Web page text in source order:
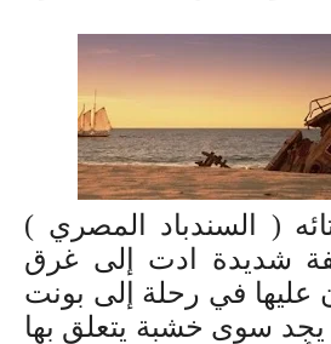
( السندباد المصري )
شديدة ادت إلى غرق
عليها في رحلة إلى بونت
سوى خشبة يتعلق بها